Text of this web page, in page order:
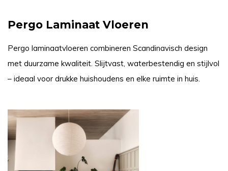
Pergo Laminaat Vloeren
Pergo laminaatvloeren combineren Scandinavisch design
met duurzame kwaliteit. Slijtvast, waterbestendig en stijlvol
– ideaal voor drukke huishoudens en elke ruimte in huis.